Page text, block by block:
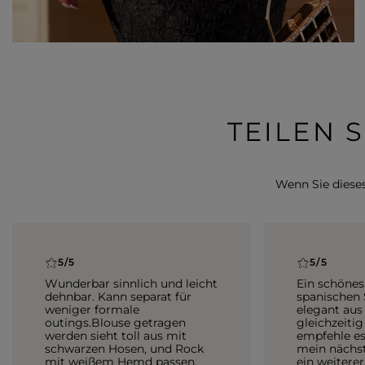
TEILEN
Wenn Sie
5/5
Wunderbar sinnlich und leicht
dehnbar. Kann separat für
weniger formale
outings.Blouse getragen
werden sieht toll aus mit
schwarzen Hosen, und Rock
5/5
Ein
spanischen Stil. Es
elegant
gleichzeitig
empfehle
mein